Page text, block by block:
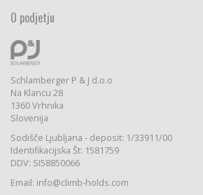
O podjetju
Schlamberger P & J d.o.o
Na Klancu 28
1360 Vrhnika
Slovenija
Sodišče Ljubljana - deposit: 1/33911/00
Identifikacijska Št: 1581759
DDV: SI58850066
Email: info@climb-holds.com